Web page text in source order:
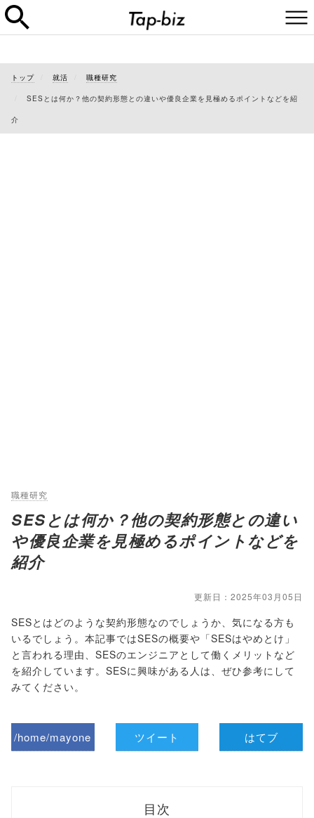
トップ 就活 職種研究
SESとは何か？他の契約形態との違いや優良企業を見極めるポイントなどを紹
介
職種研究
SESとは何か？他の契約形態との違い
や優良企業を見極めるポイントなどを
紹介
更新日：2025年03月05日
SESとはどのような契約形態なのでしょうか、気になる方も
いるでしょう。本記事ではSESの概要や「SESはやめとけ」
と言われる理由、SESのエンジニアとして働くメリットなど
を紹介しています。SESに興味がある人は、ぜひ参考にして
みてください。
/home/mayone
ツイート はてブ
目次